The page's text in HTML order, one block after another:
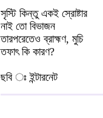
সৃস্টি কিন্তু একই স্রোষ্টার
নাই তো বিভাজন
তারপরেতেও ব্রাহ্মণ, মুচি
তফাৎ কি কারণ?
ছবি ঃ ইন্টারনেট